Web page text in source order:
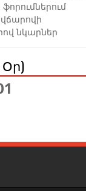
նկարներ
Օր)